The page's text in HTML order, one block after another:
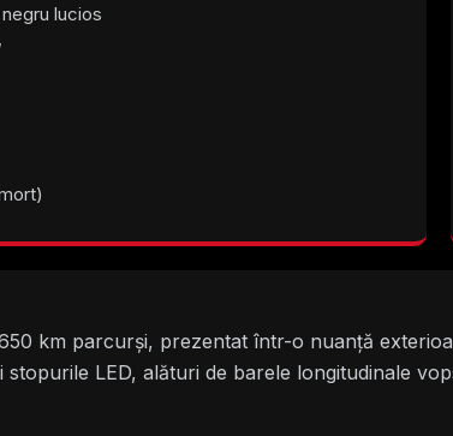
lucios
km parcurși, prezentat într-o nuanță
stopurile LED, alături de barele longitudinale